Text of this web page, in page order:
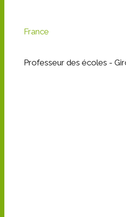
France
Professeur des écoles -